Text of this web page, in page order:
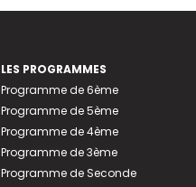
LES PROGRAMMES
Programme de 6ème
Programme de 5ème
Programme de 4ème
Programme de 3ème
Programme de Seconde